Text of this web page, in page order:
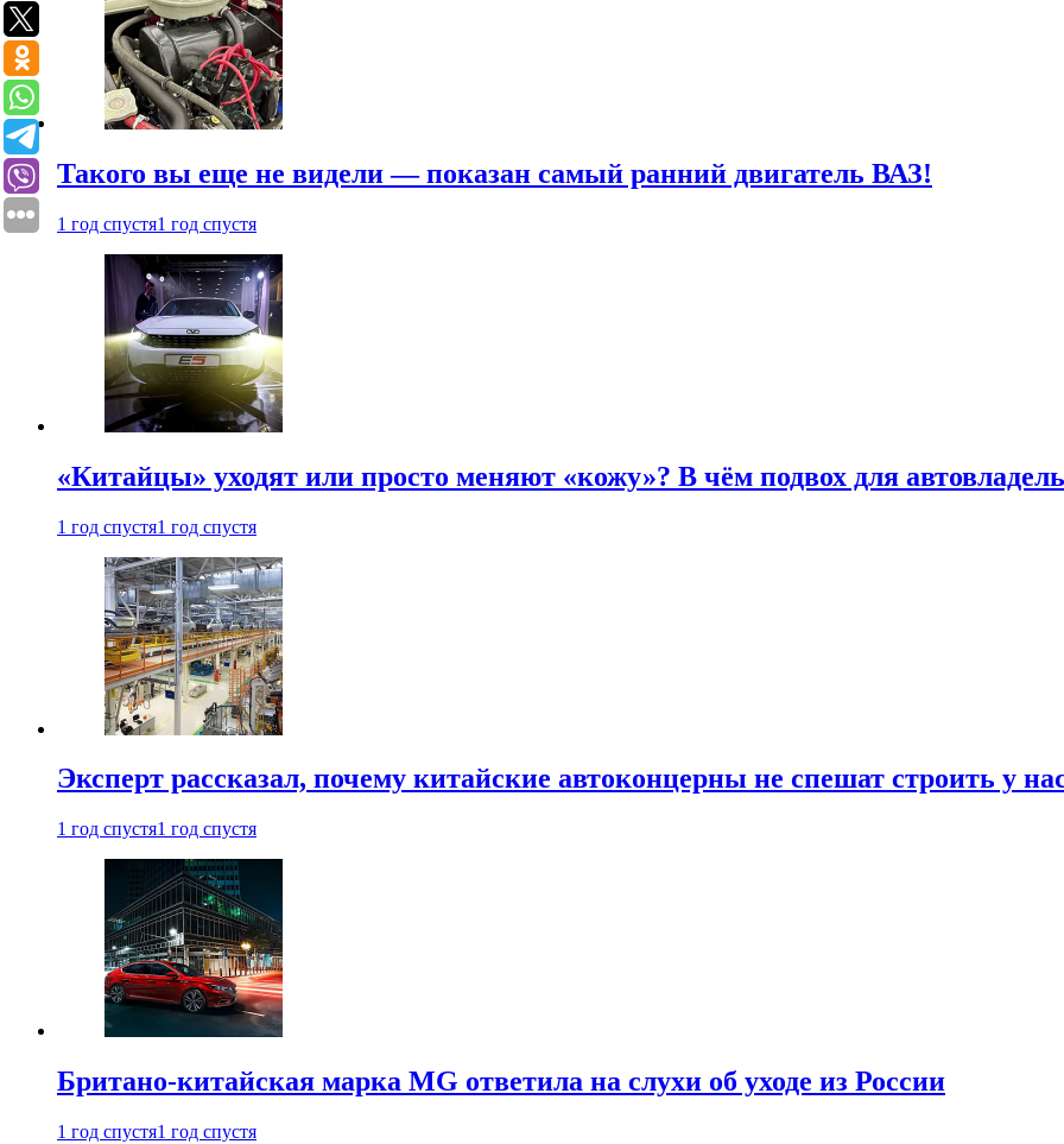
Такого вы еще не видели — показан самый ранний двигатель ВАЗ!
1 год спустя1 год спустя
«Китайцы» уходят или просто меняют «кожу»? В чём подвох для
1 год спустя1 год спустя
Эксперт рассказал, почему китайские автоконцерны не спешат строить у
1 год спустя1 год спустя
Британо-китайская марка MG ответила на слухи об уходе из России
1 год спустя1 год спустя